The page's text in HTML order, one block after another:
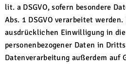
lit. a DSGVO, sofern besondere
Abs. 1 DSGVO verarbeitet
ausdrücklichen Einwilligung in
personenbezogener Daten in
Datenverarbeitung außerdem auf